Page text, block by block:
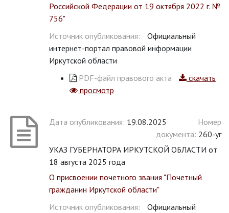
Российской Федерации от 19 октября 2022 г. №
756"
Источник опубликования:
Официальный
интернет-портал правовой информации
Иркутской области
PDF-файл правового акта
скачать
просмотр
Дата опубликования: 19.08.2025
Номер
документа: 260-уг
УКАЗ ГУБЕРНАТОРА ИРКУТСКОЙ ОБЛАСТИ от
18 августа 2025 года
О присвоении почетного звания "Почетный
гражданин Иркутской области"
Источник опубликования:
Официальный